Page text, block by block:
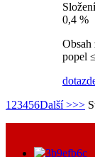
0,4 %
popel
dotaz
1 23456Další >>>